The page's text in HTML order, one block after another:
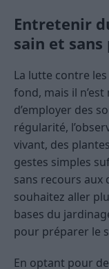
Entretenir
sain et
La lutte contre
fond, mais il
d’employer des
régularité,
vivant, des
gestes simples
sans recours aux
souhaitez aller
bases du
pour préparer le
En optant pour